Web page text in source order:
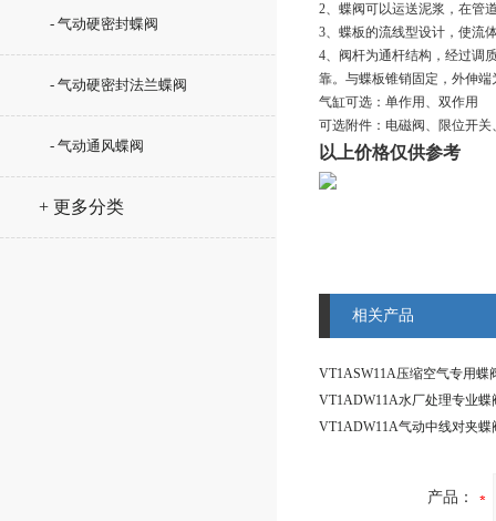
- 气动硬密封蝶阀
- 气动硬密封法兰蝶阀
- 气动通风蝶阀
+ 更多分类
2、蝶阀可以运送泥浆，在管
3、蝶板的流线型设计，使流
4、阀杆为通杆结构，经过调
靠。与蝶板锥销固定，外伸
气缸可选：单作用、双作用
可选附件：电磁阀、限位开
以上价格仅供参考
相关产品
产品：